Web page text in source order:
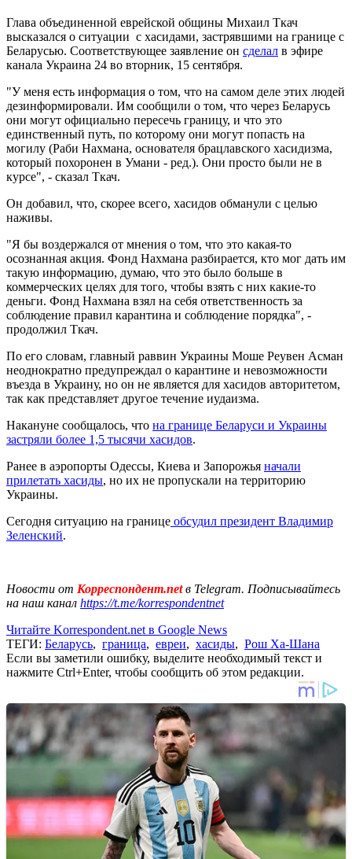
Глава объединенной еврейской общины Михаил Ткач
высказался о ситуации с хасидами, застрявшими на границе с
Беларусью. Соответствующее заявление он сделал в эфире
канала Украина 24 во вторник, 15 сентября.
"У меня есть информация о том, что на самом деле этих людей
дезинформировали. Им сообщили о том, что через Беларусь
они могут официально пересечь границу, и что это
единственный путь, по которому они могут попасть на
могилу (Раби Нахмана, основателя брацлавского хасидизма,
который похоронен в Умани - ред.). Они просто были не в
курсе", - сказал Ткач.
Он добавил, что, скорее всего, хасидов обманули с целью
наживы.
"Я бы воздержался от мнения о том, что это какая-то
осознанная акция. Фонд Нахмана разбирается, кто мог дать им
такую информацию, думаю, что это было больше в
коммерческих целях для того, чтобы взять с них какие-то
деньги. Фонд Нахмана взял на себя ответственность за
соблюдение правил карантина и соблюдение порядка", -
продолжил Ткач.
По его словам, главный раввин Украины Моше Реувен Асман
неоднократно предупреждал о карантине и невозможности
въезда в Украину, но он не является для хасидов авторитетом,
так как представляет другое течение иудаизма.
Накануне сообщалось, что на границе Беларуси и Украины
застряли более 1,5 тысячи хасидов.
Ранее в аэропорты Одессы, Киева и Запорожья начали
прилетать хасиды, но их не пропускали на территорию
Украины.
Сегодня ситуацию на границе обсудил президент Владимир
Зеленский.
Новости от Корреспондент.netв Telegram. Подписывайтесь
на наш канал https://t.me/korrespondentnet
Читайте Korrespondent.net в Google News
ТЕГИ: Беларусь, граница, евреи, хасиды, Рош Ха-Шана
Если вы заметили ошибку, выделите необходимый текст и
нажмите Ctrl+Enter, чтобы сообщить об этом редакции.